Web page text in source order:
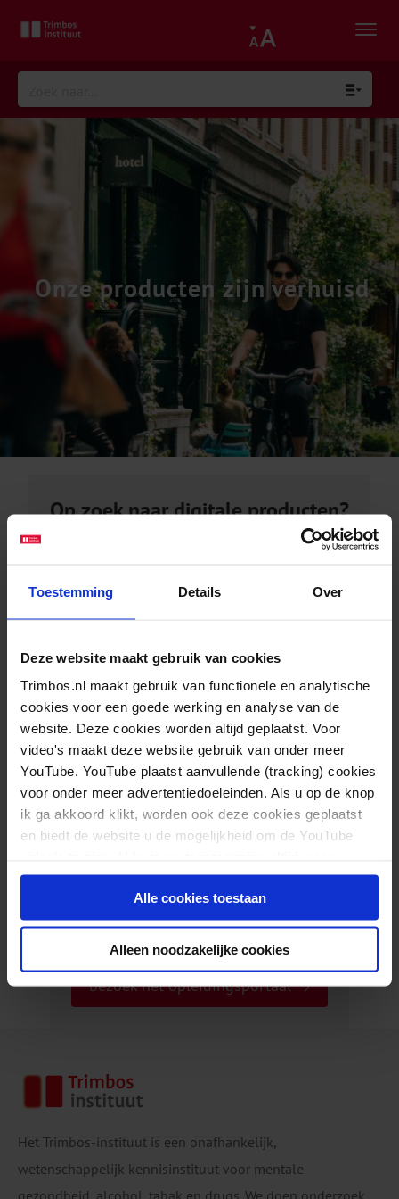
Toestemming Details Over
Deze website maakt gebruik van cookies
Trimbos.nl maakt gebruik van functionele en analytische
cookies voor een goede werking en analyse van de
website. Deze cookies worden altijd geplaatst. Voor
video's maakt deze website gebruik van onder meer
YouTube. YouTube plaatst aanvullende (tracking) cookies
voor onder meer advertentiedoeleinden. Als u op de knop
ik ga akkoord klikt, worden ook deze cookies geplaatst
en biedt de website u de mogelijkheid om de YouTube
intrekken.
Alle cookies toestaan
Alleen noodzakelijke cookies
Onze producten zijn verhuisd
Op zoek naar digitale producten?
Bijvoorbeeld factsheets of rapporten?
bezoek de kennisbank
Op zoek naar fysieke producten?
Bijvoorbeeld campagne of cursusmateriaal?
bezoek de webwinkel
Op zoek naar een training?
of e-learning?
bezoek het opleidingsportaal
Het Trimbos-instituut is een onafhankelijk,
wetenschappelijk kennisinstituut voor mentale
gezondheid, alcohol, tabak en drugs. We doen onderzoek,